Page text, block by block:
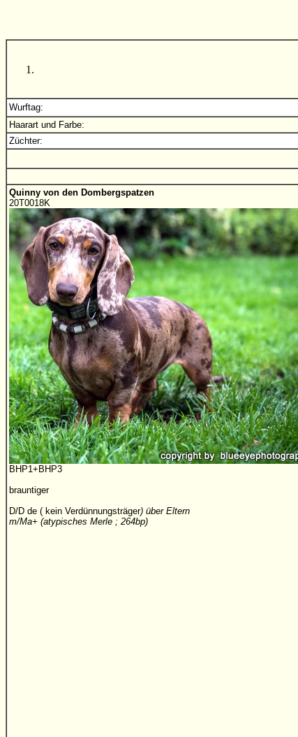
Wurftag:
Haarart und Farbe:
Züchter:
Quinny von den Dombergspatzen
20T0018K
BHP1+BHP3
brauntiger
D/D de ( kein Verdünnungsträger) über Eltern
m/Ma+ (atypisches Merle ; 264bp)